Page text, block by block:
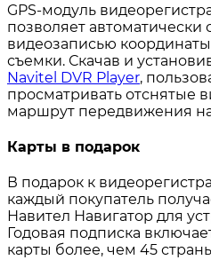
GPS-модуль
позволяет автоматически
видеозаписью
съемки. Скачав и
Navitel DVR Player,
просматривать отснятые
маршрут передвижения на
Карты в подарок
В подарок к
каждый покупатель
Навител Навигатор для
Годовая подписка
карты более, чем 45